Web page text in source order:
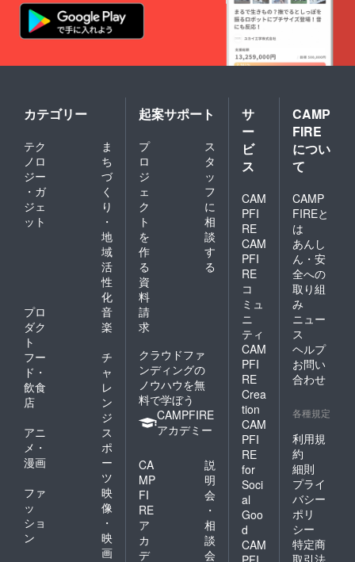
カテゴリー
テク
ノロ
ジー
・ガ
ジェ
ット
ま
ち
づ
く
り
・
地
域
活
性
化
プロ
ダク
ト
音
楽
フー
ド・
飲食
店
チ
ャ
レ
ン
ジ
アニ
メ・
漫画
ス
ポ
ー
ツ
ファ
ッ
ショ
ン
映
像
・
映
画
起案サポート
プ
ロ
ジ
ェ
ク
ト
を
作
る
ス
タ
ッ
フ
に
相
談
す
る
資
料
請
求
クラウドファ
ンディングの
ノウハウを無
料で学ぼう
CAMPFIRE
アカデミー
CA
MP
FI
RE
ア
カ
デ
説
明
会
・
相
談
会
サ
ー
ビ
ス
CAM
PFI
RE
CAM
PFI
RE
コ
ミュ
ニ
ティ
CAM
PFI
RE
Crea
tion
CAM
PFI
RE
for
Soci
al
Goo
d
CAM
CAMP
FIRE
につい
て
CAMP
FIREと
は
あんし
ん・安
全への
取り組
み
ニュー
ス
ヘルプ
お問い
合わせ
各種規定
利用規
約
細則
プライ
バシー
ポリ
シー
特定商
取引法